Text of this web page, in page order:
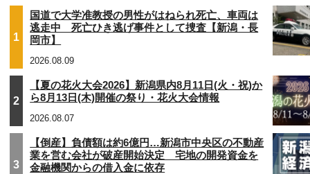
1
国道で大学准教授の男性がはねられ死亡、車両は
逃走中 死亡ひき逃げ事件として捜査【新潟・長
岡市】
2026.08.09
2
【夏の花火大会2026】新潟県内8月11日(火・祝)か
ら8月13日(木)開催の祭り・花火大会情報
2026.08.07
3
【倒産】負債額は約6億円…新潟市中央区の不動産
業を営む会社が破産開始決定 宅地の開発資金を
金融機関からの借入金に依存